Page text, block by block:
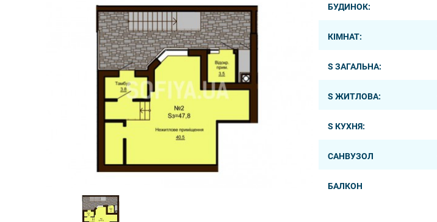
БУДИНОК:
КІМНАТ:
S ЗАГАЛЬНА:
S ЖИТЛОВА:
S КУХНЯ:
САНВУЗОЛ
БАЛКОН